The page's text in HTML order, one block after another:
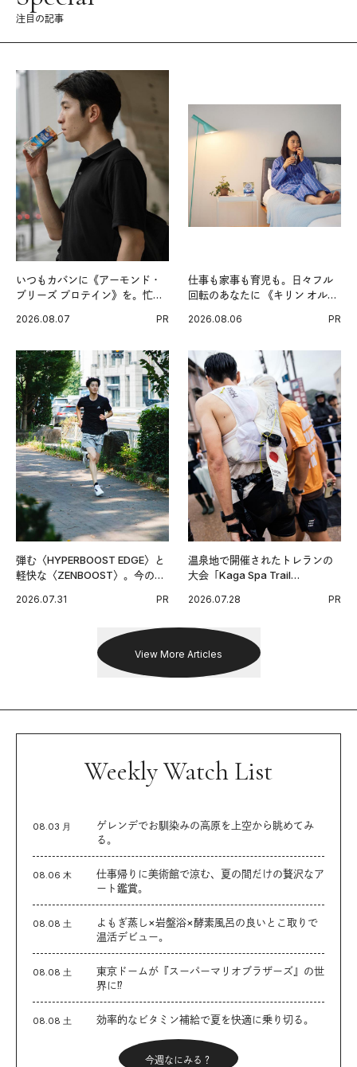
注目の記事
いつもカバンに《アーモンド・
ブリーズ プロテイン》を。忙し
グ習慣。
2026.08.07 PR
仕事も家事も育児も。日々フル
回転のあなたに 《キリン オルニ
2026.08.06 PR
弾む〈HYPERBOOST EDGE〉と
軽快な〈ZENBOOST〉。今の時
出した新機軸。
2026.07.31 PR
温泉地で開催されたトレランの
大会「Kaga Spa Trail
戦を夢見るランナーたちの奮闘
2026.07.28 PR
View More Articles
Weekly Watch List
08.03 月
ゲレンデでお馴染みの高原を上空から眺めてみ
る。
08.06 木
仕事帰りに美術館で涼む、夏の間だけの贅沢なア
ート鑑賞。
08.08 土
よもぎ蒸し×岩盤浴×酵素風呂の良いとこ取りで
温活デビュー。
08.08 土
東京ドームが『スーパーマリオブラザーズ』の世
界に⁉︎
08.08 土 効率的なビタミン補給で夏を快適に乗り切る。
今週なにみる？